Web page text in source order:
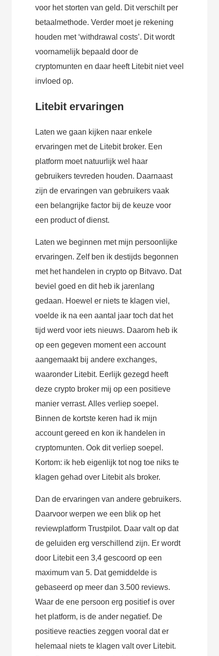
voor het storten van geld. Dit verschilt per
betaalmethode. Verder moet je rekening
houden met ‘withdrawal costs’. Dit wordt
voornamelijk bepaald door de
cryptomunten en daar heeft Litebit niet veel
invloed op.
Litebit ervaringen
Laten we gaan kijken naar enkele
ervaringen met de Litebit broker. Een
platform moet natuurlijk wel haar
gebruikers tevreden houden. Daarnaast
zijn de ervaringen van gebruikers vaak
een belangrijke factor bij de keuze voor
een product of dienst.
Laten we beginnen met mijn persoonlijke
ervaringen. Zelf ben ik destijds begonnen
met het handelen in crypto op Bitvavo. Dat
beviel goed en dit heb ik jarenlang
gedaan. Hoewel er niets te klagen viel,
voelde ik na een aantal jaar toch dat het
tijd werd voor iets nieuws. Daarom heb ik
op een gegeven moment een account
aangemaakt bij andere exchanges,
waaronder Litebit. Eerlijk gezegd heeft
deze crypto broker mij op een positieve
manier verrast. Alles verliep soepel.
Binnen de kortste keren had ik mijn
account gereed en kon ik handelen in
cryptomunten. Ook dit verliep soepel.
Kortom: ik heb eigenlijk tot nog toe niks te
klagen gehad over Litebit als broker.
Dan de ervaringen van andere gebruikers.
Daarvoor werpen we een blik op het
reviewplatform Trustpilot. Daar valt op dat
de geluiden erg verschillend zijn. Er wordt
door Litebit een 3,4 gescoord op een
maximum van 5. Dat gemiddelde is
gebaseerd op meer dan 3.500 reviews.
Waar de ene persoon erg positief is over
het platform, is de ander negatief. De
positieve reacties zeggen vooral dat er
helemaal niets te klagen valt over Litebit.